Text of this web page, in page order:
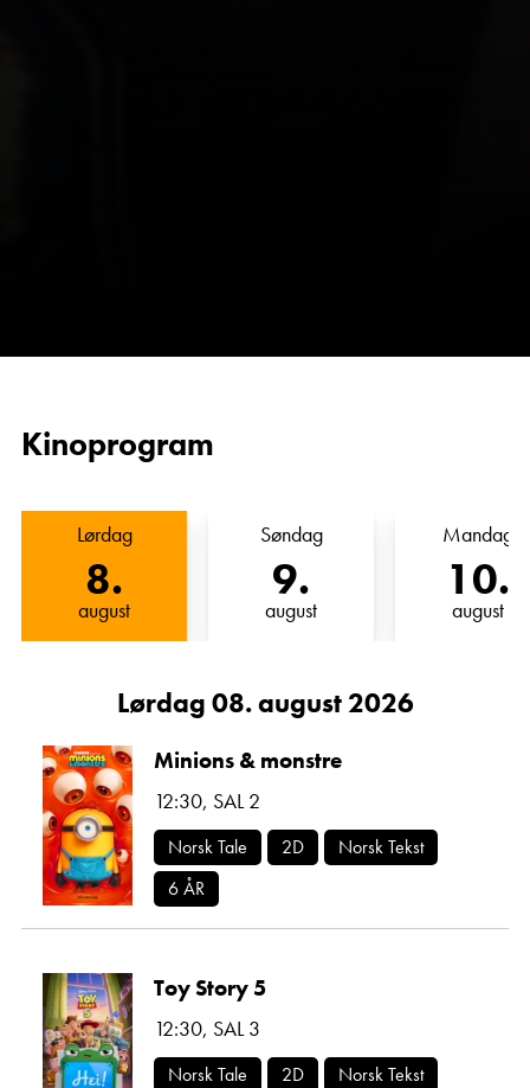
Kinoprogram
Lørdag
8.
august
Søndag
9.
august
Mandag
10.
august
Lørdag 08. august 2026
Minions & monstre
12:30, SAL 2
Norsk Tale 2D
Norsk Tekst
6 ÅR
Toy Story 5
12:30, SAL 3
Norsk Tale 2D
Norsk Tekst